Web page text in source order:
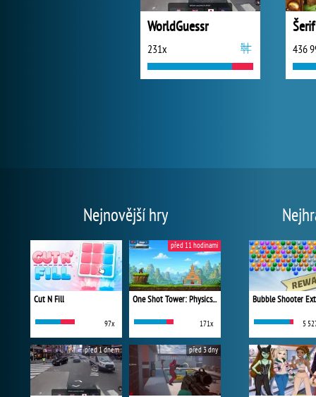
WorldGuessr
231x 436
Nejnovější hry
Cut N Fill
97x
One Shot Tower: Physics Destroyer
171x
před 11 hodinami
před 1 dnem před 3 dny
Bubble Shooter
5